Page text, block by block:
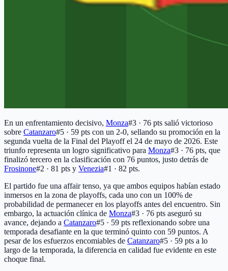
En un enfrentamiento decisivo, Monza#3 · 76 pts salió victorioso
sobre Catanzaro#5 · 59 pts con un 2-0, sellando su promoción en la
segunda vuelta de la Final del Playoff el 24 de mayo de 2026. Este
triunfo representa un logro significativo para Monza#3 · 76 pts, que
finalizó tercero en la clasificación con 76 puntos, justo detrás de
Frosinone#2 · 81 pts y Venezia#1 · 82 pts.
El partido fue una affair tenso, ya que ambos equipos habían estado
inmersos en la zona de playoffs, cada uno con un 100% de
probabilidad de permanecer en los playoffs antes del encuentro. Sin
embargo, la actuación clínica de Monza#3 · 76 pts aseguró su
avance, dejando a Catanzaro#5 · 59 pts reflexionando sobre una
temporada desafiante en la que terminó quinto con 59 puntos. A
pesar de los esfuerzos encomiables de Catanzaro#5 · 59 pts a lo
largo de la temporada, la diferencia en calidad fue evidente en este
choque final.